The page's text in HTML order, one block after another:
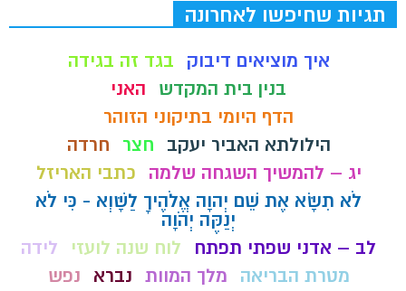
תגיות שחיפשו לאחרונה
איך מוציאים דיבוק
בגד זה בגידה
בנין בית המקדש
האני
הדף היומי בתיקוני הזוהר
הילולתא האביר יעקב
חצר
חרדה
יג – להמשיך השגחה שלמה
כתבי האריזל
לֹא תִשָּׂא אֶת שֵׁם יְהוָה אֱלֹהֶיךָ לַשָּׁוְא - כִּי לֹא
יְנַקֶּה יְהֹוָה
לב – אדני שפתי תפתח
לוח שנה לועזי
לידה
מטרת הבריאה
מלך המוות נברא
נפש